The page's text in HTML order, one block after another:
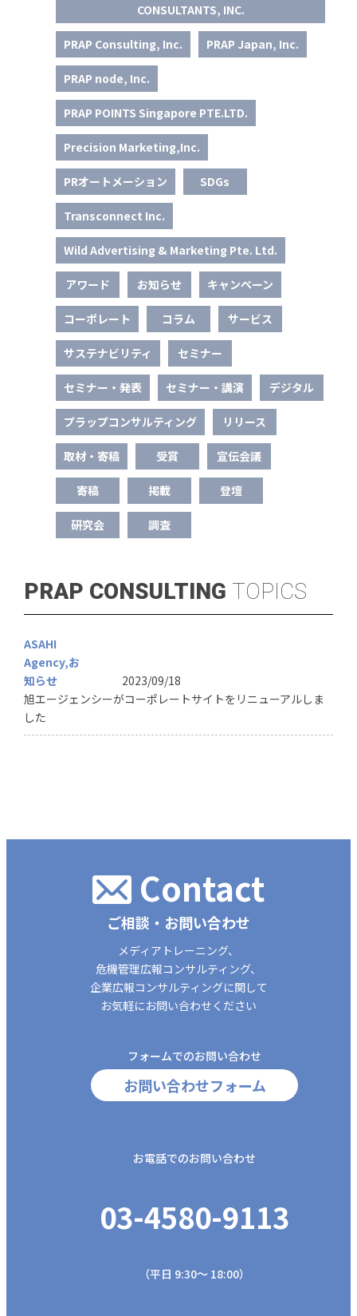
CONSULTANTS, INC.
PRAP Consulting, Inc. PRAP Japan, Inc.
PRAP node, Inc.
PRAP POINTS Singapore PTE.LTD.
Precision Marketing,Inc.
PRオートメーション SDGs
Transconnect Inc.
Wild Advertising & Marketing Pte. Ltd.
アワード お知らせ キャンペーン
コーポレート コラム サービス
サステナビリティ セミナー
セミナー・発表 セミナー・講演 デジタル
プラップコンサルティング リリース
取材・寄稿 受賞 宣伝会議
寄稿 掲載 登壇
研究会 調査
PRAP CONSULTING TOPICS
ASAHI
Agency お
知らせ
2023/09/18
旭エージェンシーがコーポレートサイトをリニューアルしま
した
Contact
ご相談・お問い合わせ
メディアトレーニング、
危機管理広報コンサルティング、
企業広報コンサルティングに関して
お気軽にお問い合わせください
フォームでのお問い合わせ
お問い合わせフォーム
お電話でのお問い合わせ
03-4580-9113
（平日 9:30～ 18:00）